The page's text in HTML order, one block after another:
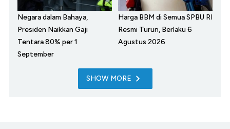
Negara dalam Bahaya,
Presiden Naikkan Gaji
Tentara 80% per 1
September
Harga BBM di Semua SPBU RI
Resmi Turun, Berlaku 6
Agustus 2026
SHOW MORE